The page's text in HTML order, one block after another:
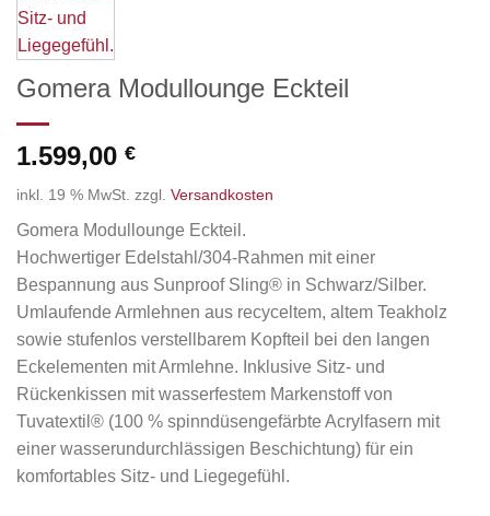
Gomera Modullounge Eckteil
1.599,00 €
inkl. 19 % MwSt. zzgl. Versandkosten
Gomera Modullounge Eckteil.
Hochwertiger Edelstahl/304-Rahmen mit einer
Bespannung aus Sunproof Sling® in Schwarz/Silber.
Umlaufende Armlehnen aus recyceltem, altem Teakholz
sowie stufenlos verstellbarem Kopfteil bei den langen
Eckelementen mit Armlehne. Inklusive Sitz- und
Rückenkissen mit wasserfestem Markenstoff von
Tuvatextil® (100 % spinndüsengefärbte Acrylfasern mit
einer wasserundurchlässigen Beschichtung) für ein
komfortables Sitz- und Liegegefühl.